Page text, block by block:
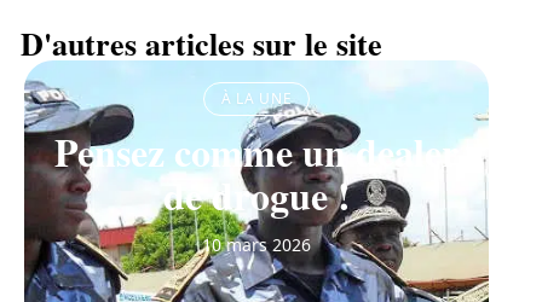
D'autres articles sur le site
À LA UNE
Pensez comme un dealer
de drogue !
10 mars 2026